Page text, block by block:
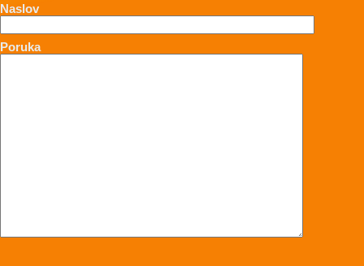
Naslov
Poruka